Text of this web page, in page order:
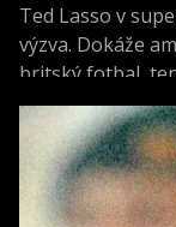
Ted Lasso v
výzva. Dokáže
britský fotbal,